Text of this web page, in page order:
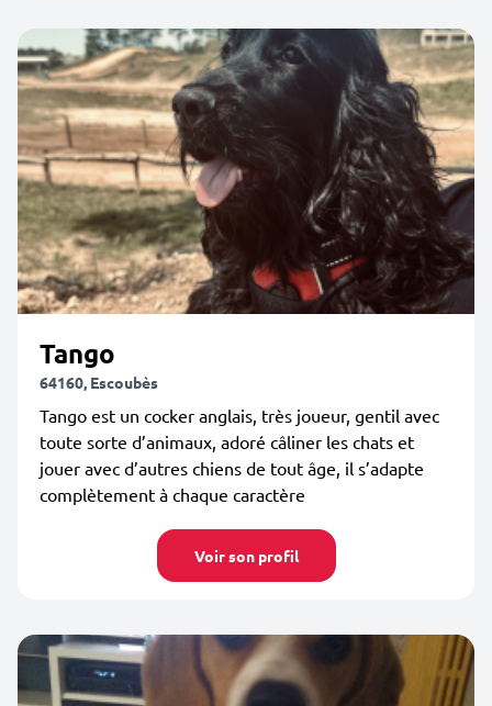
Tango
64160, Escoubès
Tango est un cocker anglais, très joueur, gentil avec
toute sorte d’animaux, adoré câliner les chats et
jouer avec d’autres chiens de tout âge, il s’adapte
complètement à chaque caractère
Voir son profil